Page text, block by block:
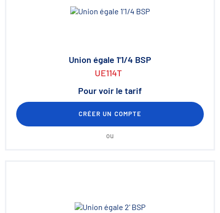
Union égale 1'1/4 BSP
UE114T
Pour voir le tarif
CRÉER UN COMPTE
ou